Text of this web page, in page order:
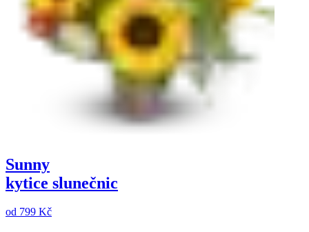
Sunny
kytice slunečnic
od 799 Kč